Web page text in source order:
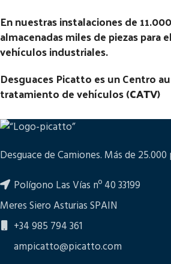
En nuestras instalaciones de
almacenadas miles de piezas para
vehículos industriales.
Desguaces Picatto es un Centro
tratamiento de vehículos (CATV)
Desguace de Camiones. Más de
Polígono Las Vías nº 40 33199
Meres Siero Asturias SPAIN
+34 985 794 361
ampicatto@picatto.com